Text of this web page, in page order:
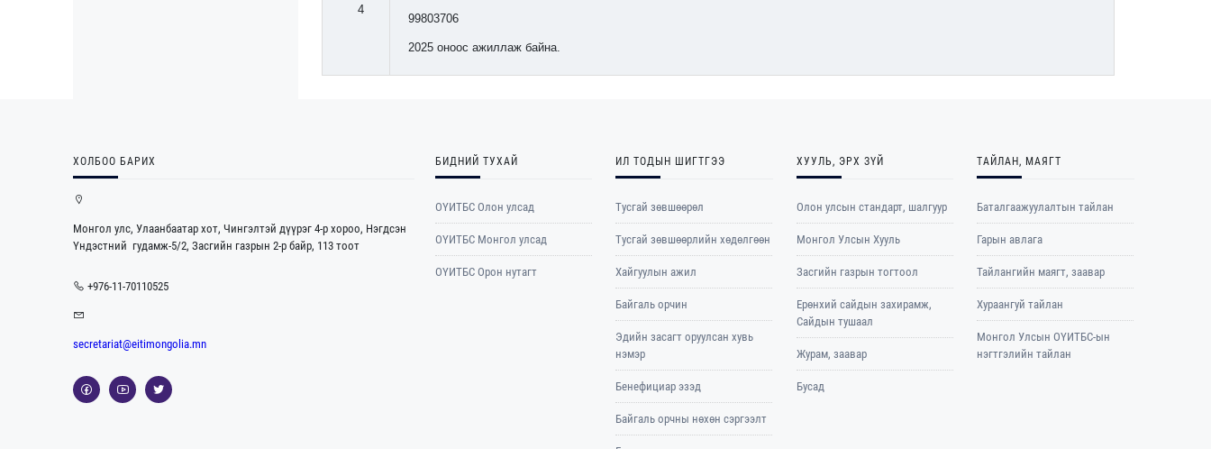
4
99803706
2025 оноос ажиллаж байна.
ХОЛБОО БАРИХ
Монгол улс, Улаанбаатар хот, Чингэлтэй дүүрэг 4-р хороо, Нэгдсэн
Үндэстний гудамж-5/2, Засгийн газрын 2-р байр, 113 тоот
+976-11-70110525
secretariat@eitimongolia.mn
БИДНИЙ ТУХАЙ
ОҮИТБС Олон улсад
ОYИТБС Монгол улсад
ОYИТБС Орон нутагт
ИЛ ТОДЫН ШИГТГЭЭ
Тусгай зөвшөөрөл
Тусгай зөвшөөрлийн хөдөлгөөн
Хайгуулын ажил
Байгаль орчин
Эдийн засагт оруулсан хувь
нэмэр
Бенефициар эзэд
Байгаль орчны нөхөн сэргээлт
ХУУЛЬ, ЭРХ ЗҮЙ
Олон улсын стандарт, шалгуур
Монгол Улсын Хууль
Засгийн газрын тогтоол
Ерөнхий сайдын захирамж,
Сайдын тушаал
Журам, заавар
Бусад
ТАЙЛАН, МАЯГТ
Баталгаажуулалтын тайлан
Гарын авлага
Тайлангийн маягт, заавар
Хураангуй тайлан
Монгол Улсын ОҮИТБС-ын
нэгтгэлийн тайлан